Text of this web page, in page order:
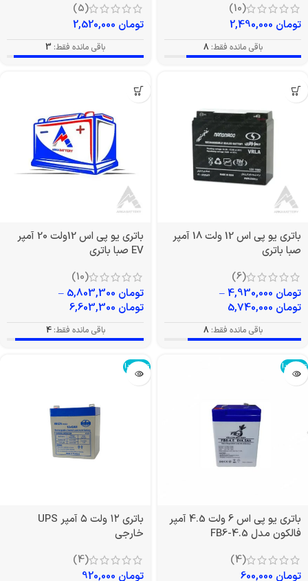
(10)
تومان
باقی مانده فقط: 8
(5)
تومان
باقی مانده فقط: 3
باتری یو پی اس 12 ولت 18 آمپر
صبا باتری
(6)
تومان
–
تومان
باقی مانده فقط: 8
باتری یو پی اس 12ولت 20 آمپر
EV صبا باتری
(10)
تومان
–
تومان
باقی مانده فقط: 4
تمام شد!
باتری یو پی اس 6 ولت 4.5 آمپر
فالکون مدل FB6-4.5
(4)
تومان
تمام شد!
باتری ۱۲ ولت ۵ آمپر UPS
خارجی
(4)
تومان